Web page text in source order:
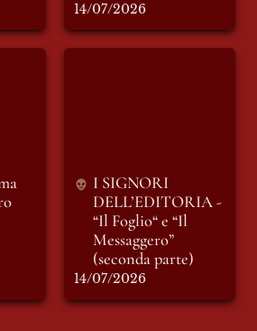
14/07/2026
I SIGNORI
DELL’EDITORIA -
“Il Foglio“ e “Il
Messaggero”
(seconda parte)
14/07/2026